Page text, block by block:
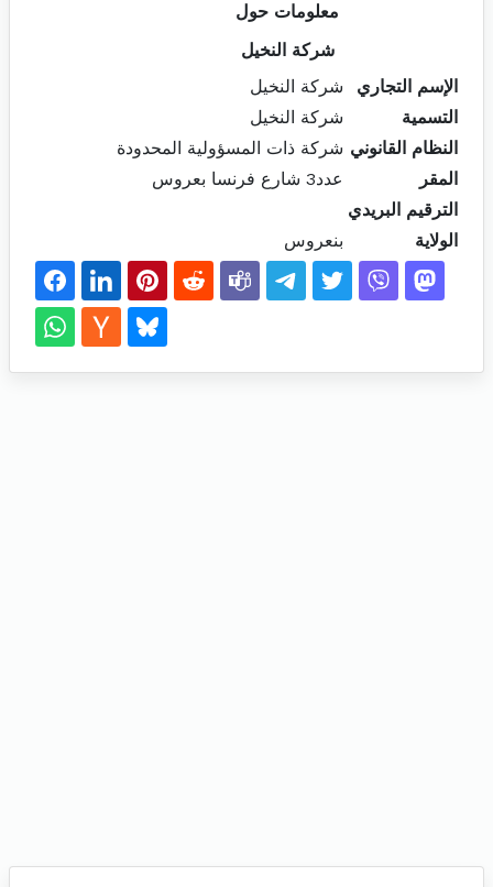
معلومات حول
شركة النخيل
الإسم التجاري
شركة النخيل
التسمية
شركة النخيل
النظام القانوني شركة ذات المسؤولية المحدودة
المقر
عدد3 شارع فرنسا بعروس
الترقيم البريدي
الولاية
بنعروس